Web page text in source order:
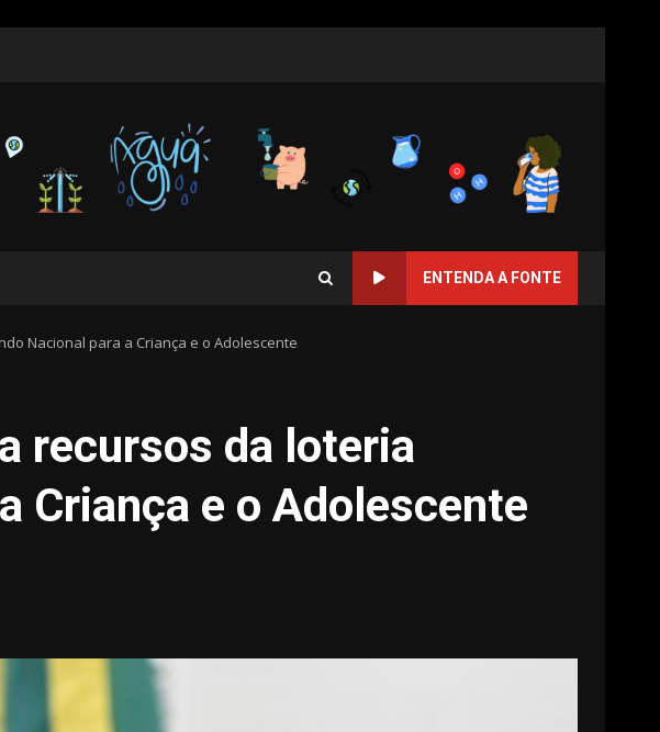
ENTENDA A FONTE
Nacional para a Criança e o Adolescente
recursos da loteria
Criança e o Adolescente